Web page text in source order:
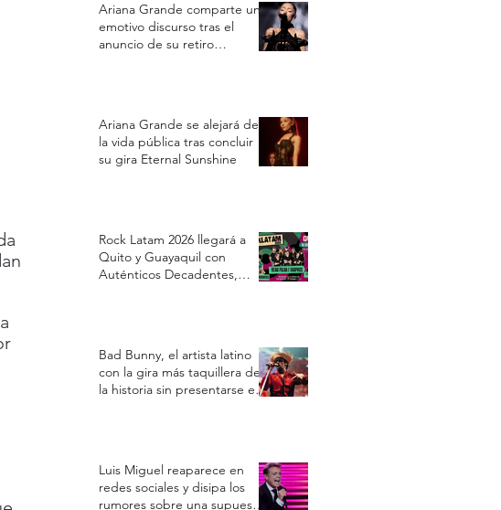
Ariana Grande comparte un
emotivo discurso tras el
anuncio de su retiro
Ariana Grande se alejará de
la vida pública tras concluir
su gira Eternal Sunshine
Rock Latam 2026 llegará a
Quito y Guayaquil con
Auténticos Decadentes,
Bad Bunny, el artista latino
con la gira más taquillera de
la historia sin presentarse en
Luis Miguel reaparece en
redes sociales y disipa los
rumores sobre una supuesta